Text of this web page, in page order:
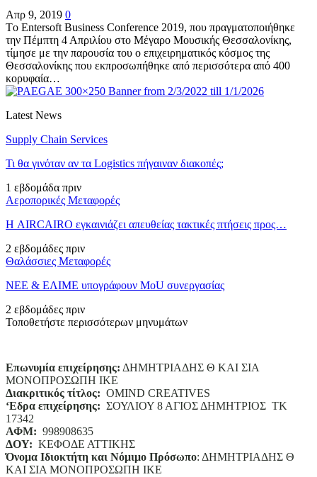
Απρ 9, 2019 0
Τo Entersoft Business Conference 2019, που πραγματοποιήθηκε
την Πέμπτη 4 Απριλίου στο Μέγαρο Μουσικής Θεσσαλονίκης,
τίμησε με την παρουσία του ο επιχειρηματικός κόσμος της
Θεσσαλονίκης που εκπροσωπήθηκε από περισσότερα από 400
κορυφαία…
Latest News
Supply Chain Services
Τι θα γινόταν αν τα Logistics πήγαιναν διακοπές;
1 εβδομάδα πριν
Αεροπορικές Μεταφορές
Η AIRCAIRO εγκαινιάζει απευθείας τακτικές πτήσεις προς…
2 εβδομάδες πριν
Θαλάσσιες Μεταφορές
ΝΕΕ & ΕΛΙΜΕ υπογράφουν MoU συνεργασίας
2 εβδομάδες πριν
Τοποθετήστε περισσότερων μηνυμάτων
Επωνυμία επιχείρησης: ΔΗΜΗΤΡΙΑΔΗΣ Θ ΚΑΙ ΣΙΑ
ΜΟΝΟΠΡΟΣΩΠΗ ΙΚΕ
Διακριτικός τίτλος: ΟΜΙΝD CREATIVES
‘Eδρα επιχείρησης: ΣΟΥΛΙΟΥ 8 ΑΓΙΟΣ ΔΗΜΗΤΡΙΟΣ ΤΚ
17342
ΑΦΜ: 998908635
ΔΟΥ: ΚΕΦΟΔΕ ΑΤΤΙΚΗΣ
Όνομα Ιδιοκτήτη και Νόμιμο Πρόσωπο: ΔΗΜΗΤΡΙΑΔΗΣ Θ
ΚΑΙ ΣΙΑ ΜΟΝΟΠΡΟΣΩΠΗ ΙΚΕ